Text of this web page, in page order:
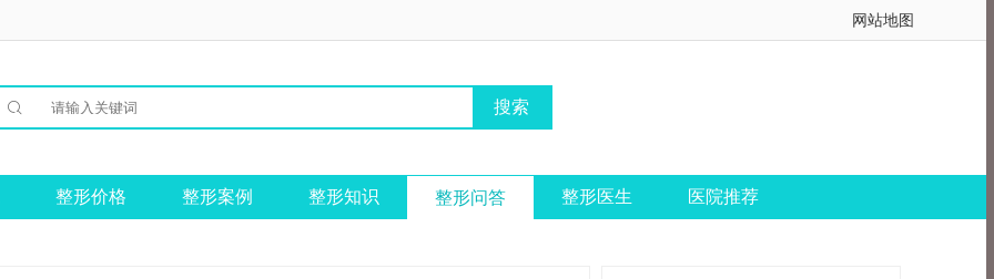
网站地图

整形价格 整形案例 整形知识 整形问答 整形医生 医院推荐